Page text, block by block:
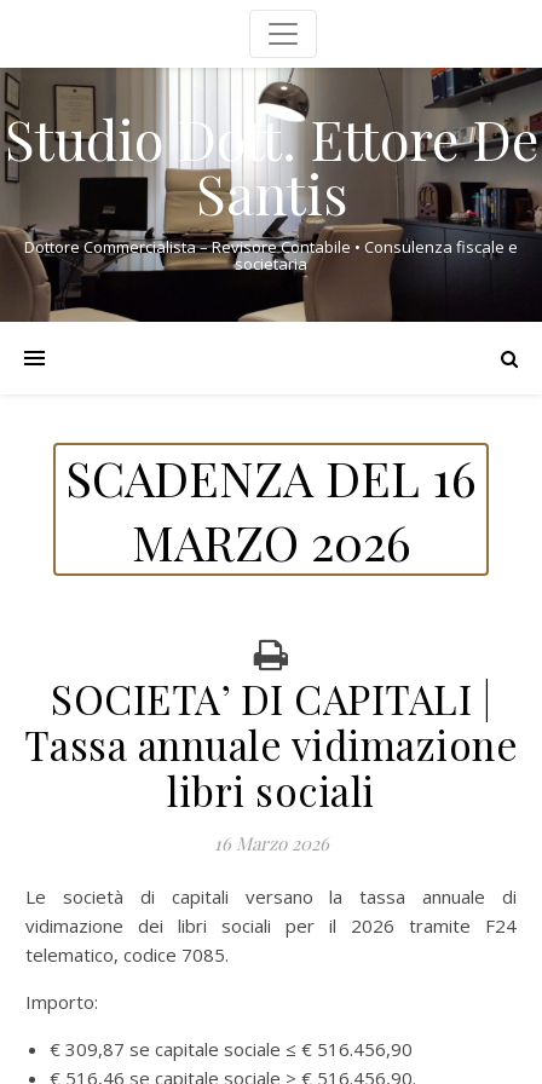
Studio Dott. Ettore De
Santis
Dottore Commercialista – Revisore Contabile • Consulenza fiscale e
societaria
SCADENZA DEL 16
MARZO 2026
SOCIETA’ DI CAPITALI |
Tassa annuale vidimazione
libri sociali
16 Marzo 2026
Le società di capitali versano la tassa annuale di
vidimazione dei libri sociali per il 2026 tramite F24
telematico, codice 7085.
Importo:
€ 309,87 se capitale sociale ≤ € 516.456,90
€ 516,46 se capitale sociale > € 516.456,90.